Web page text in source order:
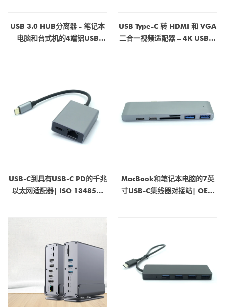
USB 3.0 HUB分离器 - 笔记本
电脑和台式机的4端铝USB
USB Type-C 转 HDMI 和 VGA
二合一视频适配器 – 4K USB-C
USB-C到具有USB-C PD的千兆
以太网适配器| ISO 13485＆
MacBook和笔记本电脑的7英
寸USB-C集线器对接站| OEM